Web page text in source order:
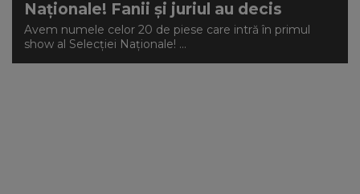
Naționale! Fanii și juriul au decis
Avem numele celor 20 de piese care intră în primul
show al Selecției Naționale! ...